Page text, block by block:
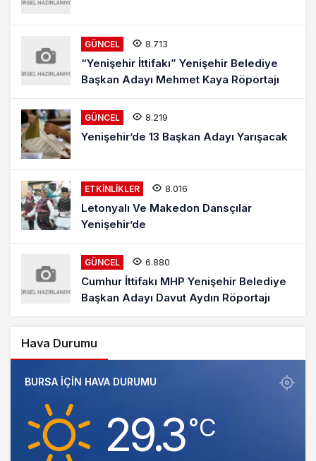
GÜNCEL 8.713
“Yenişehir İttifakı” Yenişehir Belediye
Başkan Adayı Mehmet Kaya Röportajı
GÜNCEL 8.219
Yenişehir’de 13 Başkan Adayı Yarışacak
ETKINLIKLER 8.016
Letonyalı Ve Makedon Dansçılar
Yenişehir’de
GÜNCEL 6.880
Cumhur İttifakı MHP Yenişehir Belediye
Başkan Adayı Davut Aydın Röportajı
Hava Durumu
BURSA IÇIN HAVA DURUMU
29.3‎°C